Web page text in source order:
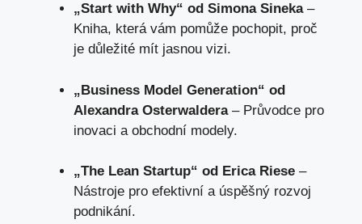
„Start with Why“ od Simona Sineka–
Kniha, která vám pomůže pochopit, proč
je důležité mít jasnou vizi.
„Business Model Generation“ od
Alexandra Osterwaldera– Průvodce pro
inovaci a obchodní modely.
„The Lean Startup“ od Erica Riese –
Nástroje pro efektivní a úspěšný rozvoj
podnikání.